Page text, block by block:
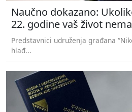
Naučno dokazano:
22. godine vaš život
Predstavnici udruženja građana
hlađ...